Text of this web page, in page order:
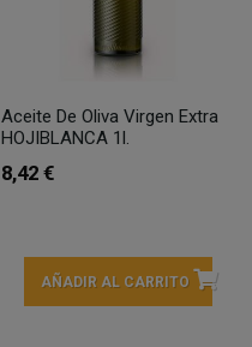
Aceite De Oliva Virgen Extra
HOJIBLANCA 1l.
8,42 €
AÑADIR AL CARRITO